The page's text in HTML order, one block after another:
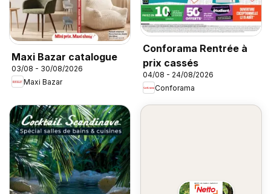
Maxi Bazar catalogue
03/08 - 30/08/2026
Maxi Bazar
Conforama Rentrée à
prix cassés
04/08 - 24/08/2026
Conforama